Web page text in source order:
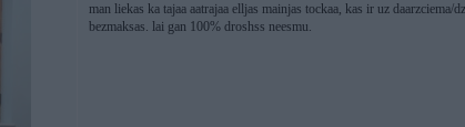
man liekas ka tajaa aatrajaa elljas mainjas tockaa, kas ir uz
bezmaksas. lai gan 100% droshss neesmu.